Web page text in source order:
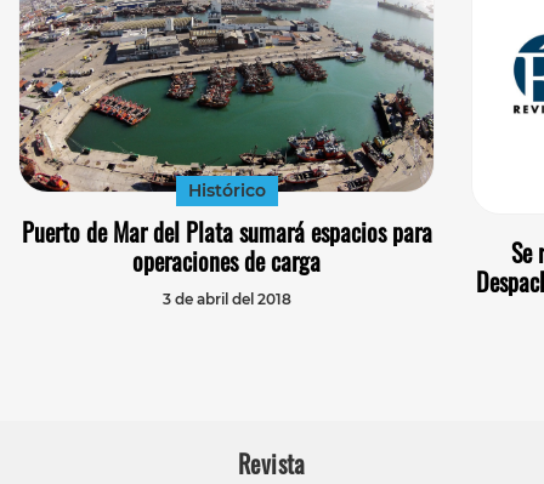
Histórico
Puerto de Mar del Plata sumará espacios para
operaciones de carga
3 de abril del 2018
Se
Revista